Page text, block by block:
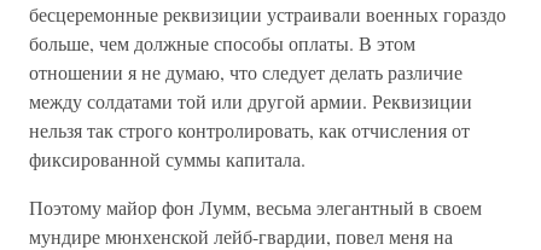
бесцеремонные реквизиции устраивали военных гораздо
больше, чем должные способы оплаты. В этом
отношении я не думаю, что следует делать различие
между солдатами той или другой армии. Реквизиции
нельзя так строго контролировать, как отчисления от
фиксированной суммы капитала.
Поэтому майор фон Лумм, весьма элегантный в своем
мундире мюнхенской лейб-гвардии, повел меня на